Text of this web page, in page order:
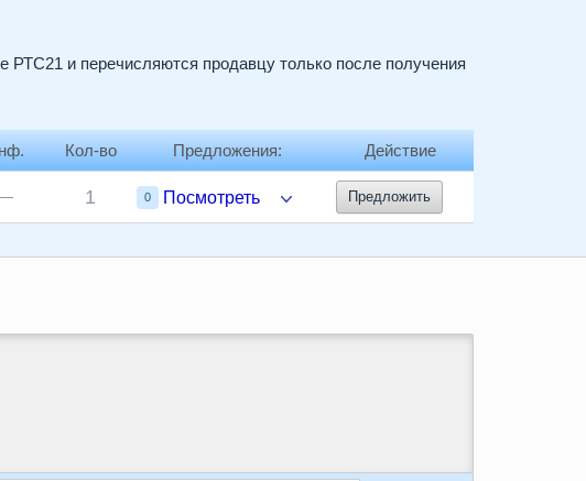
РТС21 и перечисляются продавцу только после получения
Кол-во Предложения: Действие
1 0 Посмотреть Предложить